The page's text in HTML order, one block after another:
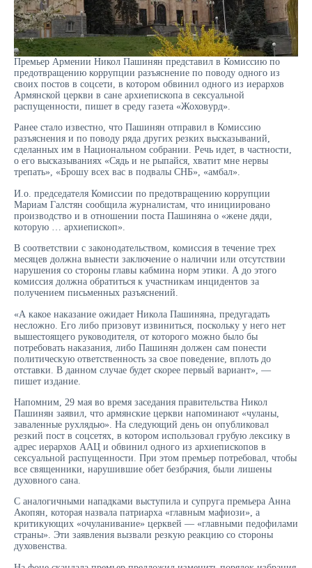
Премьер Армении Никол Пашинян представил в Комиссию по
предотвращению коррупции разъяснение по поводу одного из
своих постов в соцсети, в котором обвинил одного из иерархов
Армянской церкви в сане архиепископа в сексуальной
распущенности, пишет в среду газета «Жоховурд».
Ранее стало известно, что Пашинян отправил в Комиссию
разъяснения и по поводу ряда других резких высказываний,
сделанных им в Национальном собрании. Речь идет, в частности,
о его высказываниях «Сядь и не рыпайся, хватит мне нервы
трепать», «Брошу всех вас в подвалы СНБ», «амбал».
И.о. председателя Комиссии по предотвращению коррупции
Мариам Галстян сообщила журналистам, что инициировано
производство и в отношении поста Пашиняна о «жене дяди,
которую … архиепископ».
В соответствии с законодательством, комиссия в течение трех
месяцев должна вынести заключение о наличии или отсутствии
нарушения со стороны главы кабмина норм этики. А до этого
комиссия должна обратиться к участникам инцидентов за
получением письменных разъяснений.
«А какое наказание ожидает Никола Пашиняна, предугадать
несложно. Его либо призовут извиниться, поскольку у него нет
вышестоящего руководителя, от которого можно было бы
потребовать наказания, либо Пашинян должен сам понести
политическую ответственность за свое поведение, вплоть до
отставки. В данном случае будет скорее первый вариант», —
пишет издание.
Напомним, 29 мая во время заседания правительства Никол
Пашинян заявил, что армянские церкви напоминают «чуланы,
заваленные рухлядью». На следующий день он опубликовал
резкий пост в соцсетях, в котором использовал грубую лексику в
адрес иерархов ААЦ и обвинил одного из архиепископов в
сексуальной распущенности. При этом премьер потребовал, чтобы
все священники, нарушившие обет безбрачия, были лишены
духовного сана.
С аналогичными нападками выступила и супруга премьера Анна
Акопян, которая назвала патриарха «главным мафиози», а
критикующих «очуланивание» церквей — «главными педофилами
страны». Эти заявления вызвали резкую реакцию со стороны
духовенства.